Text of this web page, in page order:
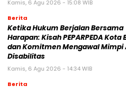
Kamis, 6 Agu 2026 - 15:08 WIB
Berita
Ketika Hukum Berjalan Bersama
Harapan: Kisah PEPARPEDA Kota
dan Komitmen Mengawal Mimpi
Disabilitas
Kamis, 6 Agu 2026 - 14:34 WIB
Berita